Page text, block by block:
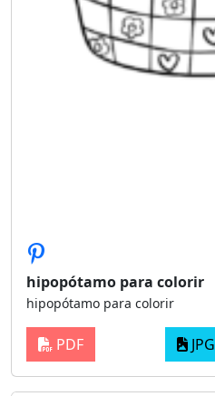
hipopótamo para colorir
hipopótamo para colorir
PDF JPG